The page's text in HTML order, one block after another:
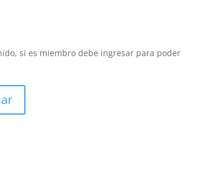
si es miembro debe ingresar para poder